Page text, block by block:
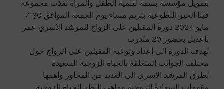
بتمويل مؤسسة بسمة لتنمية الطفل والمرأة نفذت مجموعة
فينا الخير التطوعية بتريم مساء يوم الجمعة الموافق 30 /
مايو 2024 دورة المقبلين على الزواج للمرشد الاسري عمر
باعديل بحضور 20 متدرب
تهدف الدورة الى إعداد وتوعية المقبلين على الزواج حول
مختلف الجوانب المتعلقة بالحياة الزوجية السعيدة
تطرق المرشد الاسري الى العديد من المحاور واهمها
مقومات السعادة الزوجية وماهي النظر للحياة الزوجية